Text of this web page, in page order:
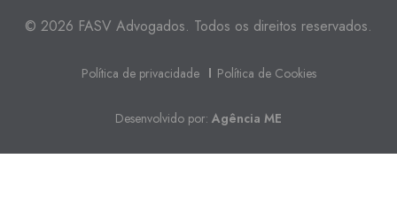
© 2026 FASV Advogados. Todos os direitos reservados.
Política de privacidade Política de Cookies
Desenvolvido por: Agência ME